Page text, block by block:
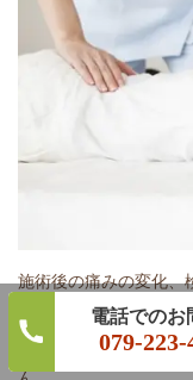
079-223-
施術後の痛みの変化、
当院の施術は一回で
ん。